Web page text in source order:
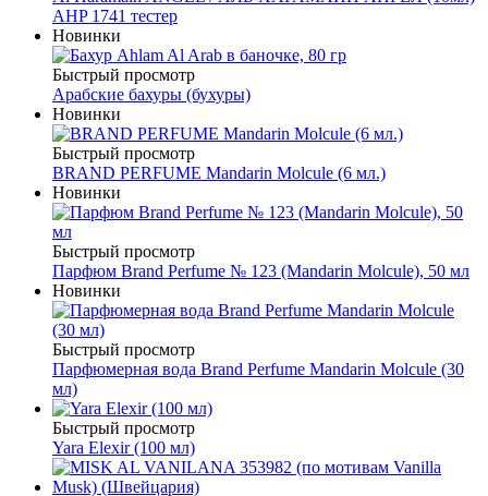
AHP 1741 тестер
Новинки
Быстрый просмотр
Арабские бахуры (бухуры)
Новинки
Быстрый просмотр
BRAND PERFUME Mandarin Molcule (6 мл.)
Новинки
Быстрый просмотр
Парфюм Brand Perfume № 123 (Mandarin Molcule), 50 мл
Новинки
Быстрый просмотр
Парфюмерная вода Brand Perfume Mandarin Molcule (30
мл)
Быстрый просмотр
Yara Elexir (100 мл)